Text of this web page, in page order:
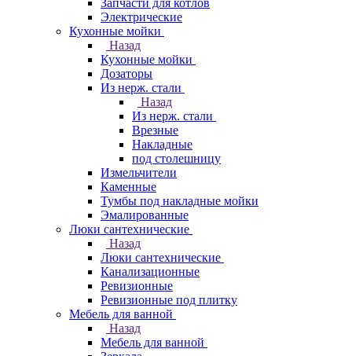
Запчасти для котлов
Электрические
Кухонные мойки
Назад
Кухонные мойки
Дозаторы
Из нерж. стали
Назад
Из нерж. стали
Врезные
Накладные
под столешницу
Измельчители
Каменные
Тумбы под накладные мойки
Эмалированные
Люки сантехнические
Назад
Люки сантехнические
Канализационные
Ревизионные
Ревизионные под плитку
Мебель для ванной
Назад
Мебель для ванной